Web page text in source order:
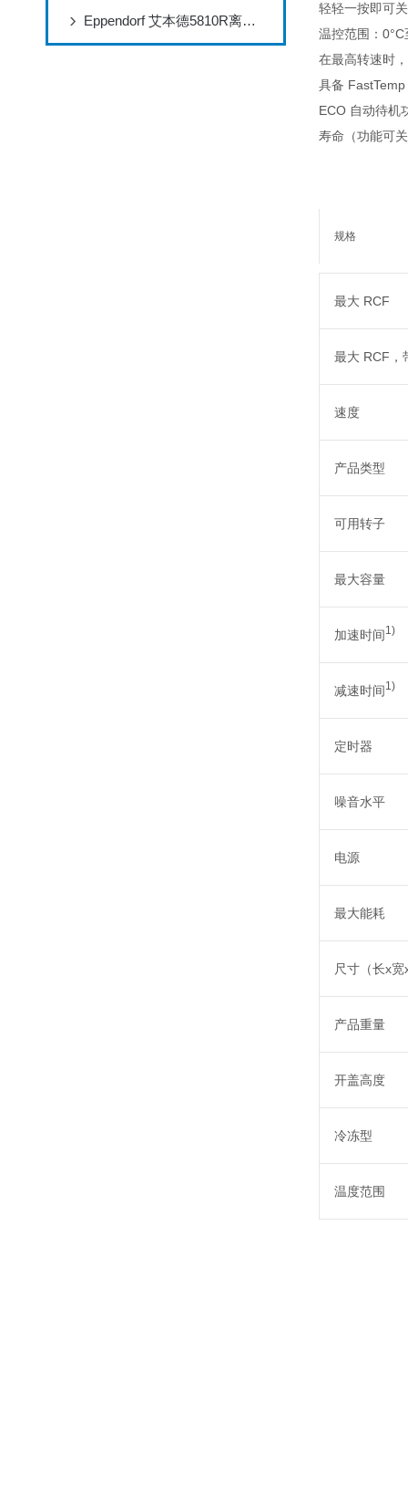
Eppendorf 艾本德5810R离心机简要操作说明
轻轻一按即可
温控范围：0°C
在最高转速时
具备
ECO 自动待机
寿命（功能可
规格
最大 RCF
最大 RCF，
速度
产品类型
可用转子
最大容量
加速时间1)
减速时间1)
定时器
噪音水平
电源
最大能耗
尺寸（长x宽
产品重量
开盖高度
冷冻型
温度范围